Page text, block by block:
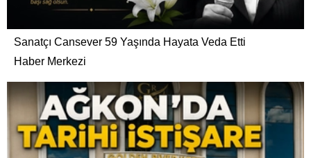
Sanatçı Cansever 59 Yaşında Hayata Veda Etti
Haber Merkezi